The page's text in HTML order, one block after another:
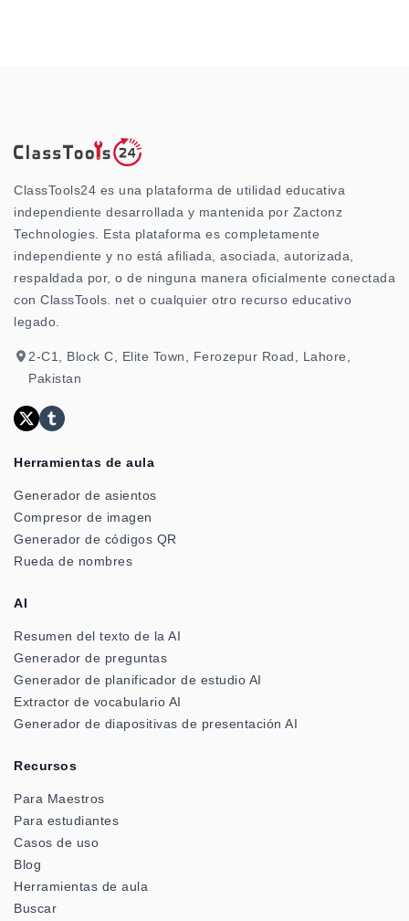
ClassTools24 es una plataforma de utilidad educativa
independiente desarrollada y mantenida por Zactonz
Technologies. Esta plataforma es completamente
independiente y no está afiliada, asociada, autorizada,
respaldada por, o de ninguna manera oficialmente conectada
con ClassTools. net o cualquier otro recurso educativo
legado.
2-C1, Block C, Elite Town, Ferozepur Road, Lahore,
Pakistan
Herramientas de aula
Generador de asientos
Compresor de imagen
Generador de códigos QR
Rueda de nombres
AI
Resumen del texto de la AI
Generador de preguntas
Generador de planificador de estudio AI
Extractor de vocabulario AI
Generador de diapositivas de presentación AI
Recursos
Para Maestros
Para estudiantes
Casos de uso
Blog
Herramientas de aula
Buscar